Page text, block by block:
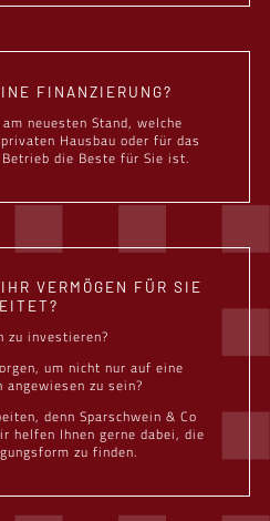
FINANZIERUNG?
neuesten Stand, welche
Hausbau oder für das
die Beste für Sie ist.
VERMÖGEN FÜR SIE
zu investieren?
um nicht nur auf eine
zu sein?
denn Sparschwein & Co
helfen Ihnen gerne dabei, die
zu finden.